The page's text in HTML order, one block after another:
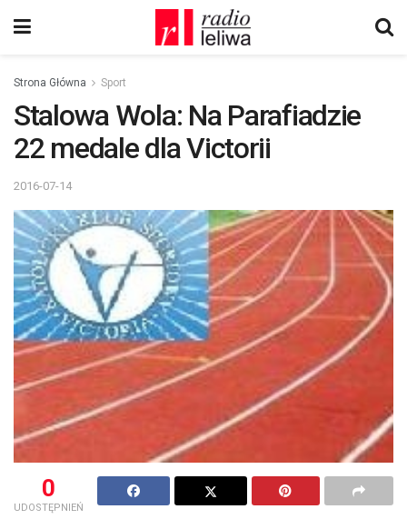
Strona Główna Sport
Stalowa Wola: Na Parafiadzie
22 medale dla Victorii
2016-07-14
0
UDOSTĘPNIEŃ